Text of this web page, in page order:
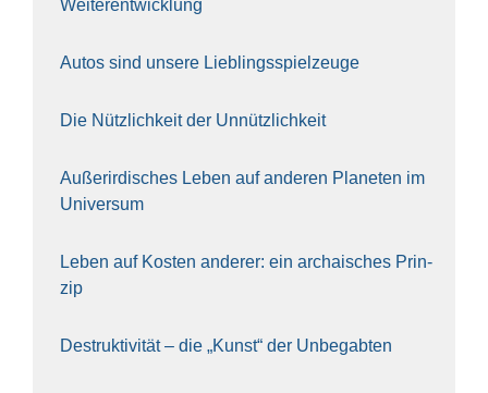
Wei­ter­ent­wick­lung
Autos sind unse­re Lieb­lings­spiel­zeu­ge
Die Nütz­lich­keit der Unnütz­lich­keit
Außer­ir­di­sches Leben auf ande­ren Pla­ne­ten im
Uni­ver­sum
Leben auf Kos­ten ande­rer: ein archai­sches Prin­
zip
Destruk­ti­vi­tät – die „Kunst“ der Unbe­gab­ten